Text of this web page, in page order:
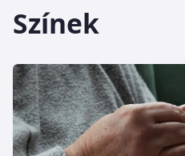
Színek